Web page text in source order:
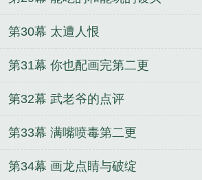
第30幕 太遭人恨
第31幕 你也配画完第二更
第32幕 武老爷的点评
第33幕 满嘴喷毒第二更
第34幕 画龙点睛与破绽